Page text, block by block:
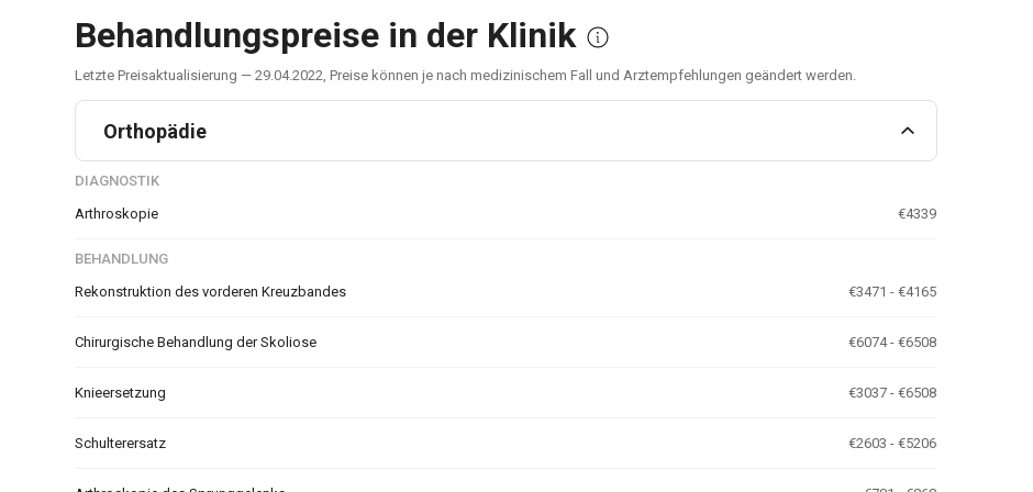
Behandlungspreise in der Klinik
Letzte Preisaktualisierung — 29.04.2022, Preise können je nach medizinischem Fall und Arztempfehlungen geändert werden.
Orthopädie
DIAGNOSTIK
Arthroskopie
€4339
BEHANDLUNG
Rekonstruktion des vorderen Kreuzbandes
€3471 - €4165
Chirurgische Behandlung der Skoliose €6074 - €6508
Knieersetzung €3037 - €6508
Schulterersatz €2603 - €5206